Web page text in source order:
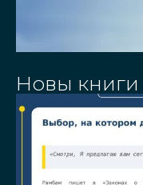
Новы книги